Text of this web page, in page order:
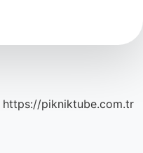
https://pikniktube.com.tr